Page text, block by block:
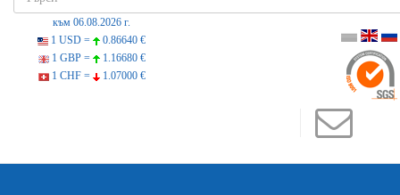
към 06.08.2026 г.
1 USD =
0.86640 €
1 GBP =
1.16680 €
1 CHF =
1.07000 €